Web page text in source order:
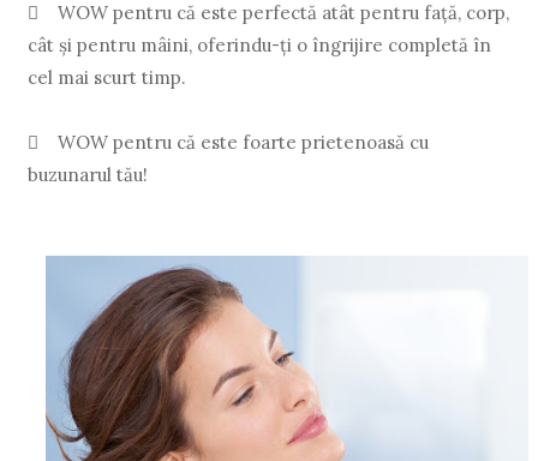

WOW pentru că este perfectă atât pentru faţă, corp,
cât şi pentru mâini, oferindu-ţi o îngrijire completă în
cel mai scurt timp.

WOW pentru că este foarte prietenoasă cu
buzunarul tău!